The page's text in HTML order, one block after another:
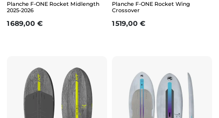
Planche F-ONE Rocket Midlength
2025-2026
Prix
1 689,00 €
Planche F-ONE Rocket Wing
Crossover
Prix
1 519,00 €